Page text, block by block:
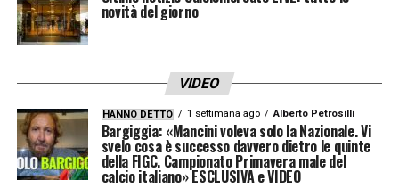
novità del giorno
VIDEO
HANNO DETTO 1 settimana ago Alberto Petrosilli
Bargiggia: «Mancini voleva solo la Nazionale. Vi
svelo cosa è successo davvero dietro le quinte
della FIGC. Campionato Primavera male del
calcio italiano» ESCLUSIVA e VIDEO